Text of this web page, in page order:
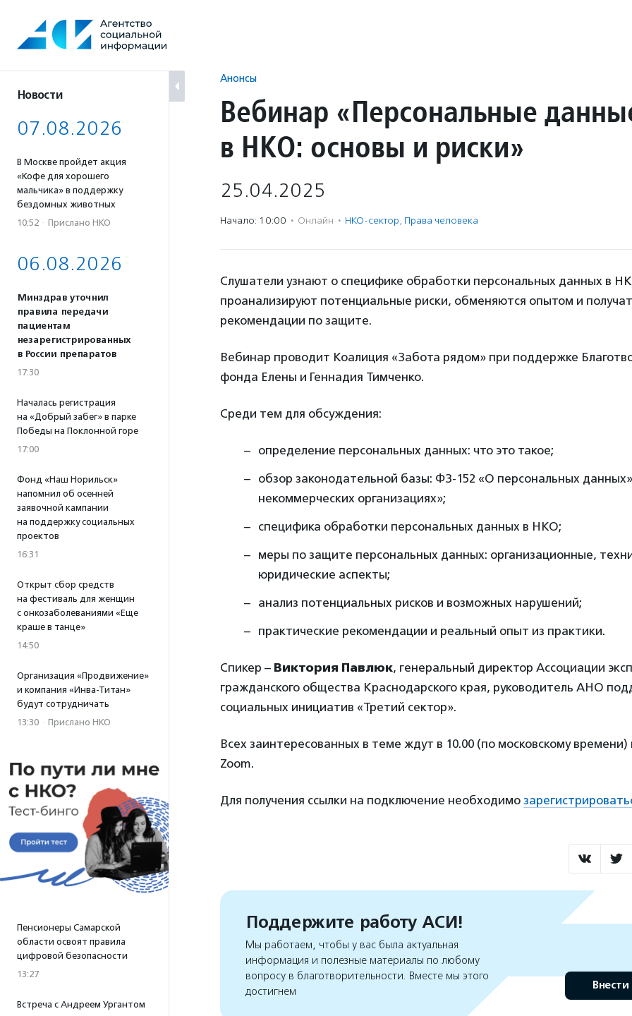
содержанию
Новости
07.08.2026
В Москве пройдет акция
«Кофе для хорошего
мальчика» в поддержку
бездомных животных
10:52 · Прислано НКО
06.08.2026
Минздрав уточнил
правила передачи
пациентам
незарегистрированных
в России препаратов
17:30
Началась регистрация
на «Добрый забег» в парке
Победы на Поклонной горе
17:00
Фонд «Наш Норильск»
напомнил об осенней
заявочной кампании
на поддержку социальных
проектов
16:31
Открыт сбор средств
на фестиваль для женщин
с онкозаболеваниями «Еще
краше в танце»
14:50
Организация «Продвижение»
и компания «Инва-Титан»
будут сотрудничать
13:30 · Прислано НКО
Пенсионеры Самарской
области освоят правила
цифровой безопасности
13:27
Встреча с Андреем Ургантом
Анонсы
Вебинар «Персональные
в НКО: основы и риски»
25.04.2025
Начало: 10:00 · Онлайн · НКО-сектор, Права человека
Слушатели узнают о специфике обработки персональных данных в
проанализируют потенциальные риски, обменяются опытом и
рекомендации по защите.
Вебинар проводит Коалиция «Забота рядом» при поддержке
фонда Елены и Геннадия Тимченко.
Среди тем для обсуждения:
определение персональных данных: что это такое;
обзор законодательной базы: ФЗ-152 «О персональных
некоммерческих организациях»;
специфика обработки персональных данных в НКО;
меры по защите персональных данных: организационные,
юридические аспекты;
анализ потенциальных рисков и возможных нарушений;
практические рекомендации и реальный опыт из практики.
Спикер – Виктория Павлюк, генеральный директор Ассоциации
гражданского общества Краснодарского края, руководитель АНО
социальных инициатив «Третий сектор».
Всех заинтересованных в теме ждут в 10.00 (по московскому
Zoom.
Для получения ссылки на подключение необходимо
Поддержите работу АСИ!
Мы работаем, чтобы у вас была актуальная
информация и полезные материалы по любому
вопросу в благотворительности. Вместе мы этого
достигнем
Внести